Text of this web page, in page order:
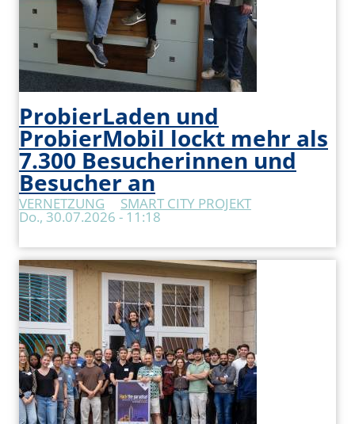
ProbierLaden und
ProbierMobil lockt mehr als
7.300 Besucherinnen und
Besucher an
VERNETZUNG SMART CITY PROJEKT
Do., 30.07.2026 - 11:18